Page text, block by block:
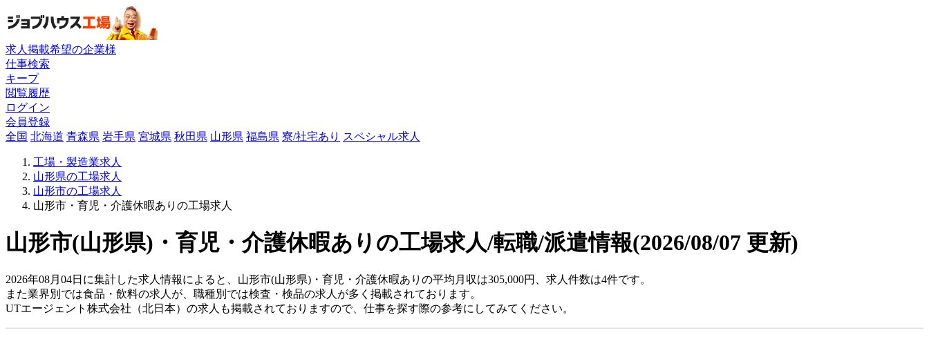
求人掲載希望の企業様
仕事検索
キープ
閲覧履歴
ログイン
会員登録
全国 北海道 青森県 岩手県 宮城県 秋田県 山形県 福島県 寮/社宅あり スペシャル求人
工場・製造業求人
山形県の工場求人
山形市の工場求人
山形市・育児・介護休暇ありの工場求人
山形市(山形県)・育児・介護休暇ありの工場求人/転職/派遣情報(2026/08/07 更新)
2026年08月04日に集計した求人情報によると、山形市(山形県)・育児・介護休暇ありの平均月収は305,000円、求人件数は4件です。
また業界別では食品・飲料の求人が、職種別では検査・検品の求人が多く掲載されております。
UTエージェント株式会社（北日本）の求人も掲載されておりますので、仕事を探す際の参考にしてみてください。